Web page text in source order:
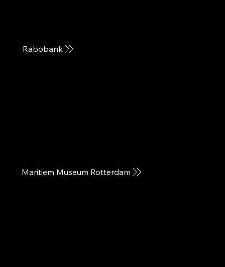
Rabobank
Maritiem Museum Rotterdam